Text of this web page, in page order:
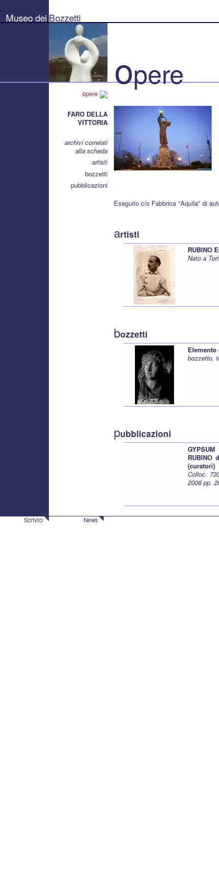
Bozzetti
"Pierluigi
Museo dei Bozzetti
opere
FARO DELLA
VITTORIA
archivi correlati
alla scheda
artisti
bozzetti
pubblicazioni
opere
Eseguito c/o Fabbrica "Aquila" di
artisti
RUBINO
Nato a
bozzetti
Elemento
bozzetto,
pubblicazioni
RUBINO
(curatori)
Colloc.
2008 pp.
Scrivici News